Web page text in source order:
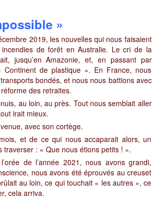
»
2019, les nouvelles qui nous faisaient
incendies de forêt en Australie. Le cri de la
jusqu’en Amazonie, et, en passant par
Continent de plastique ». En France, nous
ansports bondés, et nous nous battions avec
des retraites.
au loin, au près. Tout nous semblait aller
irait mieux.
avec son cortège.
et de ce qui nous accaparait alors, un
traverser : « Que nous étions petits ! ».
de l’année 2021, nous avons grandi,
nous avons été éprouvés au creuset
au loin, ce qui touchait « les autres », ce
cela arriva.